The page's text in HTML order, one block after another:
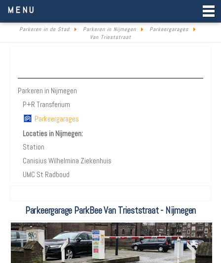
MENU
Parkeren in de Stad Parkeren in Nijmegen
Parkeergarages
Van Trieststraat
Parkeren in Nijmegen
P+R Transferium
Parkeergarages
Locaties in Nijmegen:
Station
Canisius Wilhelmina Ziekenhuis
UMC St Radboud
Parkeergarage ParkBee Van Trieststraat - Nijmegen